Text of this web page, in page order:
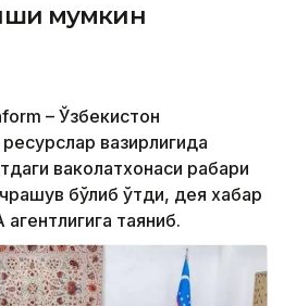
мумкин
– Ўзбекистон
вазирлигида
ваколатхонаси раҳбари
бўлиб ўтди, дея хабар
таяниб.